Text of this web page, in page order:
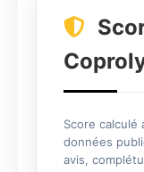
Score calculé
données
avis,